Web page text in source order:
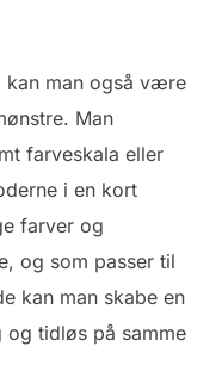
man også være
Man
farveskala eller
i en kort
farver og
og som passer til
kan man skabe en
og tidløs på samme